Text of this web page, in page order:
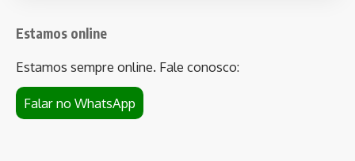
Estamos online
Estamos sempre online. Fale conosco:
Falar no WhatsApp